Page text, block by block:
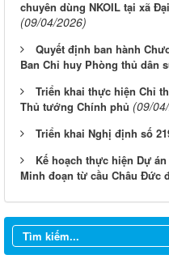
chuyên dùng NKOIL tại xã
(09/04/2026)
Quyết định ban hành
Ban Chỉ huy Phòng thủ dân
Triển khai thực hiện Chỉ
Thủ tướng Chính phủ (09/
Triển khai Nghị định số
Kế hoạch thực hiện Dự
Minh đoạn từ cầu Châu Đức
Từ ngày 03/8/2026 đến
Từ ngày 27/7/2026 đến
Từ ngày 20/7/2026 đến